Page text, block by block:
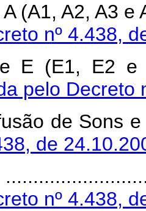
A (A1, A2,
nº 4.438,
E (E1,
pelo Decreto
de
de
nº 4.438,